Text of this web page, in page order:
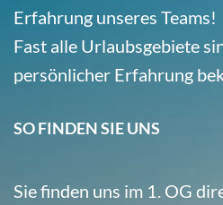
Erfahrung unseres Teams!
Fast alle Urlaubsgebiete
persönlicher Erfahrung
SO FINDEN SIE UNS
Sie finden uns im 1. OG